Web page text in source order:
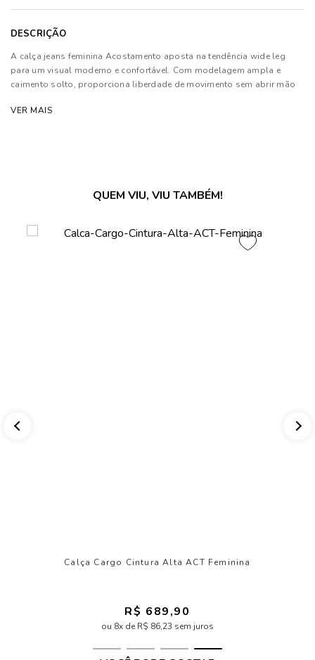
DESCRIÇÃO
A calça jeans feminina Acostamento aposta na tendência wide leg
para um visual moderno e confortável. Com modelagem ampla e
caimento solto, proporciona liberdade de movimento sem abrir mão
Possui cintura média com cós aplicado, fechamento por zíper e botão,
As cores dos produtos nas imagens reproduzidas com modelos
flash.
VER MAIS
QUEM VIU, VIU TAMBÉM!
Calça Cargo Cintura Alta ACT Feminina
R$ 689,90
ou 8x de R$ 86,23 sem juros